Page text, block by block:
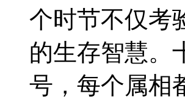
个时节不仅考
的生存智慧。
号，每个属相